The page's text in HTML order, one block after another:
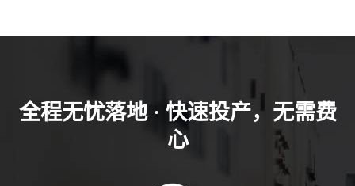
全程无忧落地 · 快速投产，无需费
心